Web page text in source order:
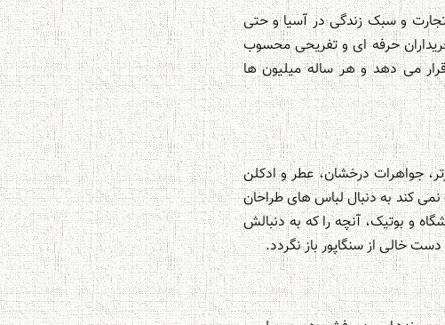
تجارت و سبک زندگی در آسیا و حتی
حرفه ای و تفریحی محسوب
می دهد و هر ساله میلیون ها
جواهرات درخشان، عطر و ادکلن
کند به دنبال لباس های طراحان
و بوتیک، آنچه را که به دنبالش
خالی از سنگاپور باز نگردد.